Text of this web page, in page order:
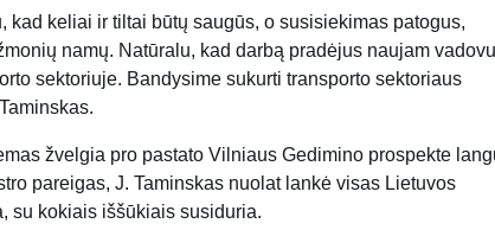
keliai ir tiltai būtų saugūs, o susisiekimas patogus,
namų. Natūralu, kad darbą pradėjus naujam
sektoriuje. Bandysime sukurti transporto sektoriaus
žvelgia pro pastato Vilniaus Gedimino prospekte
pareigas, J. Taminskas nuolat lankė visas Lietuvos
su kokiais iššūkiais susiduria.